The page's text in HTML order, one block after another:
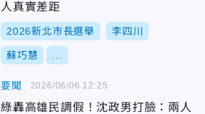
人真實差距
2026新北市長選舉 李四川
蘇巧慧
要聞
綠轟高雄民調假！沈政男打臉：兩人
2026/06/06 12:25